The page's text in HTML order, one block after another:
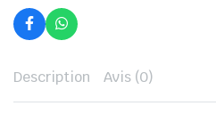
Description Avis (0)